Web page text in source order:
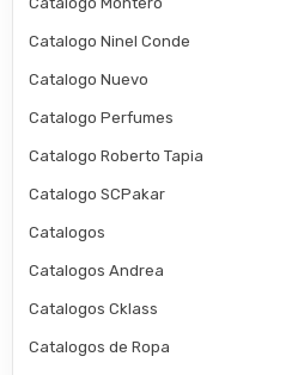
Catalogo Ninel Conde
Catalogo Nuevo
Catalogo Perfumes
Catalogo Roberto Tapia
Catalogo SCPakar
Catalogos
Catalogos Andrea
Catalogos Cklass
Catalogos de Ropa